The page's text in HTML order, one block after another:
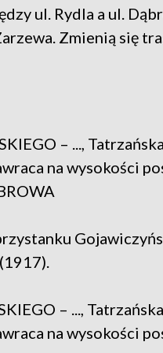
ul. Rydla a ul.
Zmienią się
– ...,
na wysokości
– ...,
na wysokości